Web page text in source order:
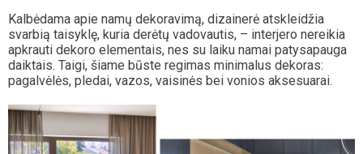
Kalbėdama apie namų dekoravimą, dizainerė atskleidžia
svarbią taisyklę, kuria derėtų vadovautis, – interjero nereikia
apkrauti dekoro elementais, nes su laiku namai patysapauga
daiktais. Taigi, šiame būste regimas minimalus dekoras:
pagalvėlės, pledai, vazos, vaisinės bei vonios aksesuarai.